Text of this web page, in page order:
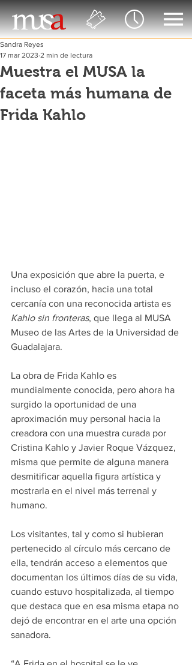
Muestra el MUSA la
faceta más humana de
Frida Kahlo
Sandra Reyes
17 mar 2023 2 min de lectura
Una exposición que abre la puerta, e
incluso el corazón, hacia una total
cercanía con una reconocida artista es
Kahlo sin fronteras, que llega al MUSA
Museo de las Artes de la Universidad de
Guadalajara.
La obra de Frida Kahlo es
mundialmente conocida, pero ahora ha
surgido la oportunidad de una
aproximación muy personal hacia la
creadora con una muestra curada por
Cristina Kahlo y Javier Roque Vázquez,
misma que permite de alguna manera
desmitificar aquella figura artística y
mostrarla en el nivel más terrenal y
humano.
Los visitantes, tal y como si hubieran
pertenecido al círculo más cercano de
ella, tendrán acceso a elementos que
documentan los últimos días de su vida,
cuando estuvo hospitalizada, al tiempo
que destaca que en esa misma etapa no
dejó de encontrar en el arte una opción
sanadora.